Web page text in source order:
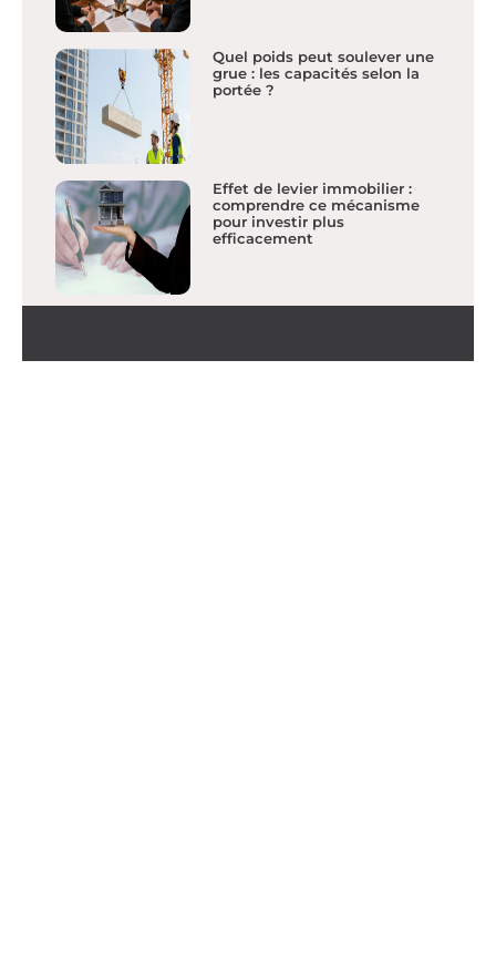
Quel poids peut soulever une
grue : les capacités selon la
portée ?
Effet de levier immobilier :
comprendre ce mécanisme
pour investir plus
efficacement